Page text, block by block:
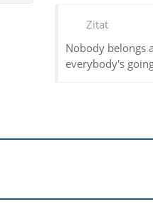
Zitat
Nobody belongs
everybody's